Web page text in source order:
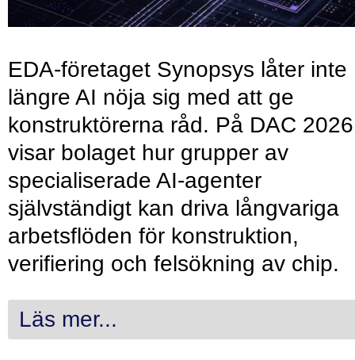
EDA-företaget Synopsys låter inte
längre AI nöja sig med att ge
konstruktörerna råd. På DAC 2026
visar bolaget hur grupper av
specialiserade AI-agenter
självständigt kan driva långvariga
arbetsflöden för konstruktion,
verifiering och felsökning av chip.
Läs mer...